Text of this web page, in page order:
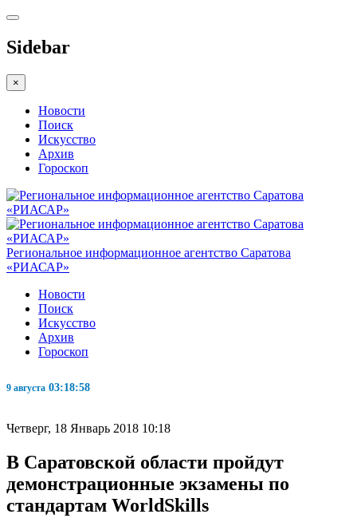
Sidebar
×
Новости
Поиск
Искусство
Архив
Гороскоп
Региональное информационное агентство Саратова
«РИАСАР»
Новости
Поиск
Искусство
Архив
Гороскоп
9 августа 03:18:59
Четверг, 18 Январь 2018 10:18
В Саратовской области пройдут
демонстрационные экзамены по
стандартам WorldSkills